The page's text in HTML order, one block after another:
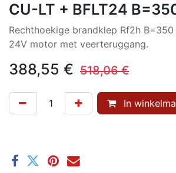
CU-LT + BFLT24
Rechthoekige brandklep Rf2h
24V motor met veerteruggang.
388,55 € 518,06€
In